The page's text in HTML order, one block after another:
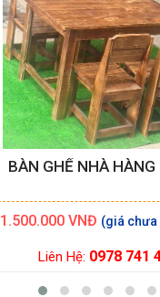
BÀN GHẾ NHÀ
1.500.000VNĐ
Liên Hệ: 0978 741